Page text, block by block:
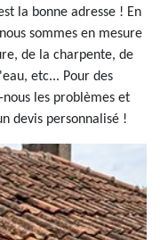
la bonne adresse ! En
sommes en mesure
de la charpente, de
etc... Pour des
les problèmes et
devis personnalisé !